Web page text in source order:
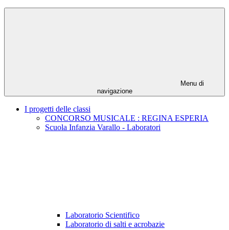
Menu di
navigazione
I progetti delle classi
CONCORSO MUSICALE : REGINA ESPERIA
Scuola Infanzia Varallo - Laboratori
Laboratorio Scientifico
Laboratorio di salti e acrobazie